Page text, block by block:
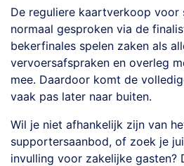
De reguliere kaartverkoop
normaal gesproken via de
bekerfinales spelen zaken als
vervoersafspraken en overleg
mee. Daardoor komt de
vaak pas later naar buiten.
Wil je niet afhankelijk zijn van
supportersaanbod, of zoek je
invulling voor zakelijke gasten?